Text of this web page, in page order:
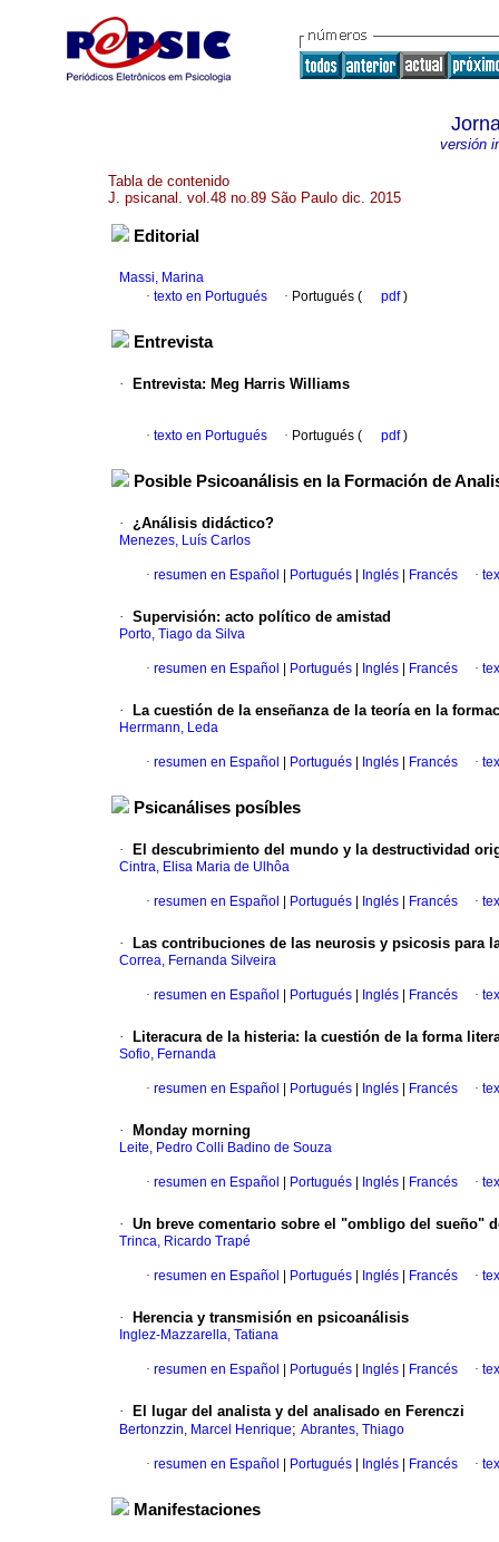
versión
Tabla de contenido
J. psicanal. vol.48 no.89 São Paulo dic. 2015
Editorial
Massi, Marina
· texto en Portugués · Portugués ( pdf)
Entrevista
· Entrevista: Meg Harris Williams
· texto en Portugués · Portugués ( pdf)
Posible Psicoanálisis en la Formación de
· ¿Análisis didáctico?
Menezes, Luís Carlos
· resumen en Español Portugués Inglés Francés ·
· Supervisión: acto político de amistad
Porto, Tiago da Silva
· resumen en Español Portugués Inglés Francés ·
· La cuestión de la enseñanza de la teoría en la
Herrmann, Leda
· resumen en Español Portugués Inglés Francés ·
Psicanálises posíbles
· El descubrimiento del mundo y la destructividad
Cintra, Elisa Maria de Ulhôa
· resumen en Español Portugués Inglés Francés ·
· Las contribuciones de las neurosis y psicosis para
Correa, Fernanda Silveira
· resumen en Español Portugués Inglés Francés ·
· Literacura de la histeria: la cuestión de la forma
Sofio, Fernanda
· resumen en Español Portugués Inglés Francés ·
· Monday morning
Leite, Pedro Colli Badino de Souza
· resumen en Español Portugués Inglés Francés ·
· Un breve comentario sobre el "ombligo del sueño"
Trinca, Ricardo Trapé
· resumen en Español Portugués Inglés Francés ·
· Herencia y transmisión en psicoanálisis
Inglez-Mazzarella, Tatiana
· resumen en Español Portugués Inglés Francés ·
· El lugar del analista y del analisado en Ferenczi
Bertonzzin, Marcel Henrique; Abrantes, Thiago
· resumen en Español Portugués Inglés Francés ·
Manifestaciones